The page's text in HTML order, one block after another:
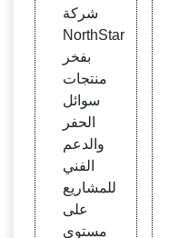
بفخر
منتجا
ت س
وائل ا
لحفر
شركة
NorthStar
بفخر
منتجات
سوائل
الحفر
والدعم
الفني
للمشاريع
على
مستوى